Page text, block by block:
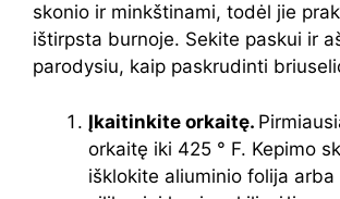
skonio ir minkštinami, todėl jie
ištirpsta burnoje. Sekite paskui ir
parodysiu, kaip paskrudinti
Įkaitinkite orkaitę.
orkaitę iki 425 ° F. Kepimo
išklokite aliuminio folija